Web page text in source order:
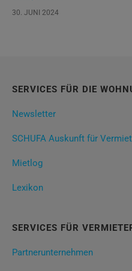
30. JUNI 2024
SERVICES FÜR DIE
Newsletter
SCHUFA Auskunft für
Mietlog
Lexikon
SERVICES FÜR
Partnerunternehmen